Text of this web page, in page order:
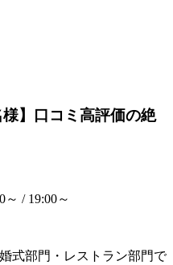
】口コミ高評価の絶
～ / 19:00～
式部門・レストラン部門で